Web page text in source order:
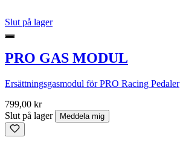
Slut på lager
PRO GAS MODUL
Ersättningsgasmodul för PRO Racing Pedaler
799,00 kr
Slut på lager
Meddela mig